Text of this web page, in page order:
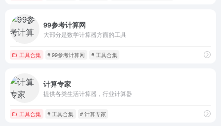
99参考计算网
大部分是数学计算器方面的工具
工具合集 # 99参考计算网 # 工具合集
计算专家
提供各类生活计算器，行业计算器
工具合集 # 工具合集 # 计算专家